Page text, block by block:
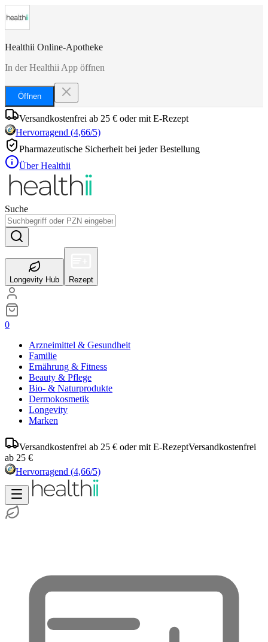
Healthii Online-Apotheke
In der Healthii App öffnen
Öffnen
Versandkostenfrei ab 25 € oder mit E-Rezept
Hervorragend (4,66/5)
Pharmazeutische Sicherheit bei jeder Bestellung
Über Healthii
Suche
Longevity Hub Rezept
0
Arzneimittel & Gesundheit
Familie
Ernährung & Fitness
Beauty & Pflege
Bio- & Naturprodukte
Dermokosmetik
Longevity
Marken
Versandkostenfrei ab 25 € oder mit E-RezeptVersandkostenfrei
ab 25 €
Hervorragend (4,66/5)